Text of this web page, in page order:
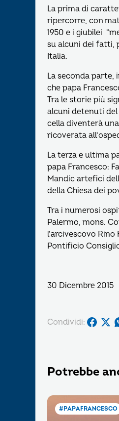
La prima di
ripercorre, con
1950 e i giubilei
su alcuni dei fatti,
Italia.
La seconda parte,
che papa
Tra le storie più
alcuni detenuti del
cella diventerà
ricoverata
La terza e ultima
papa Francesco:
Mandic artefici
della Chiesa dei
Tra i numerosi
Palermo, mons.
l’arcivescovo
Pontificio
30 Dicembre 2015
Condividi:
Potrebbe
#PAPAFRANCESCO